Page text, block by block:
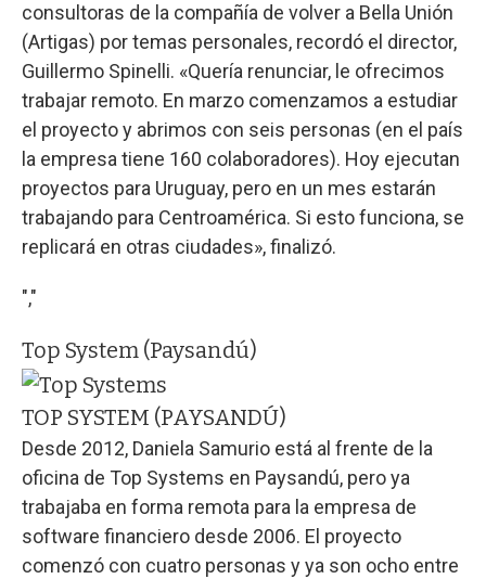
consultoras de la compañía de volver a Bella Unión
(Artigas) por temas personales, recordó el director,
Guillermo Spinelli. «Quería renunciar, le ofrecimos
trabajar remoto. En marzo comenzamos a estudiar
el proyecto y abrimos con seis personas (en el país
la empresa tiene 160 colaboradores). Hoy ejecutan
proyectos para Uruguay, pero en un mes estarán
trabajando para Centroamérica. Si esto funciona, se
replicará en otras ciudades», finalizó.
","
Top System (Paysandú)
TOP SYSTEM (PAYSANDÚ)
Desde 2012, Daniela Samurio está al frente de la
oficina de Top Systems en Paysandú, pero ya
trabajaba en forma remota para la empresa de
software financiero desde 2006. El proyecto
comenzó con cuatro personas y ya son ocho entre